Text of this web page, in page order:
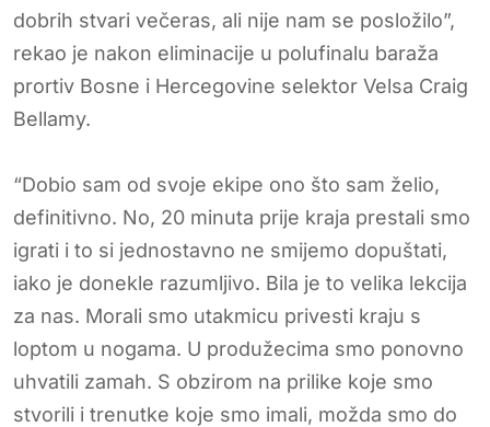
dobrih stvari večeras, ali nije nam se posložilo”,
rekao je nakon eliminacije u polufinalu baraža
prortiv Bosne i Hercegovine selektor Velsa Craig
Bellamy.
“Dobio sam od svoje ekipe ono što sam želio,
definitivno. No, 20 minuta prije kraja prestali smo
igrati i to si jednostavno ne smijemo dopuštati,
iako je donekle razumljivo. Bila je to velika lekcija
za nas. Morali smo utakmicu privesti kraju s
loptom u nogama. U produžecima smo ponovno
uhvatili zamah. S obzirom na prilike koje smo
stvorili i trenutke koje smo imali, možda smo do